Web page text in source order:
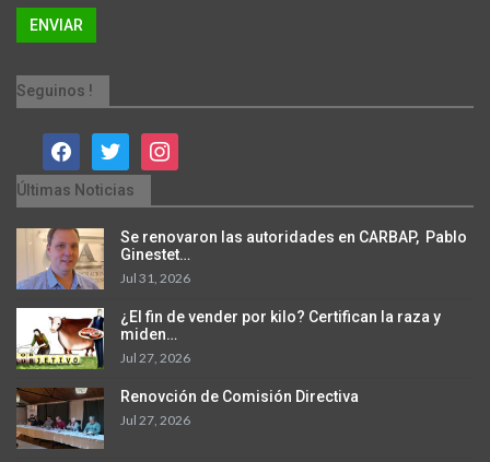
Seguinos !
facebooktwitter instagram
Últimas Noticias
Se renovaron las autoridades en CARBAP, Pablo
Ginestet…
Jul 31, 2026
¿El fin de vender por kilo? Certifican la raza y
miden…
Jul 27, 2026
Renovción de Comisión Directiva
Jul 27, 2026